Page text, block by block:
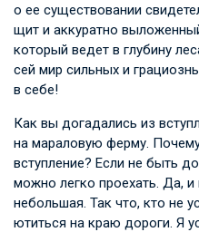
о ее существовании
щит и аккуратно
который ведет в глубину
сей мир сильных и
в себе!
Как вы догадались из
на мараловую ферму.
вступление? Если не быть
можно легко проехать. Да, и
небольшая. Так что, кто не
ютиться на краю дороги. Я